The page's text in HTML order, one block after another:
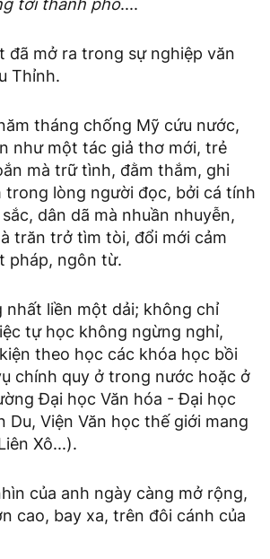
tới thành phố....
đã mở ra trong sự nghiệp văn
Thỉnh.
tháng chống Mỹ cứu nước,
như một tác giả thơ mới, trẻ
mà trữ tình, đằm thắm, ghi
trong lòng người đọc, bởi cá tính
dân dã mà nhuần nhuyễn,
trăn trở tìm tòi, đổi mới cảm
pháp, ngôn từ.
liền một dải; không chỉ
tự học không ngừng nghỉ,
theo học các khóa học bồi
chính quy ở trong nước hoặc ở
Đại học Văn hóa - Đại học
Du, Viện Văn học thế giới mang
Xô...).
của anh ngày càng mở rộng,
cao, bay xa, trên đôi cánh của